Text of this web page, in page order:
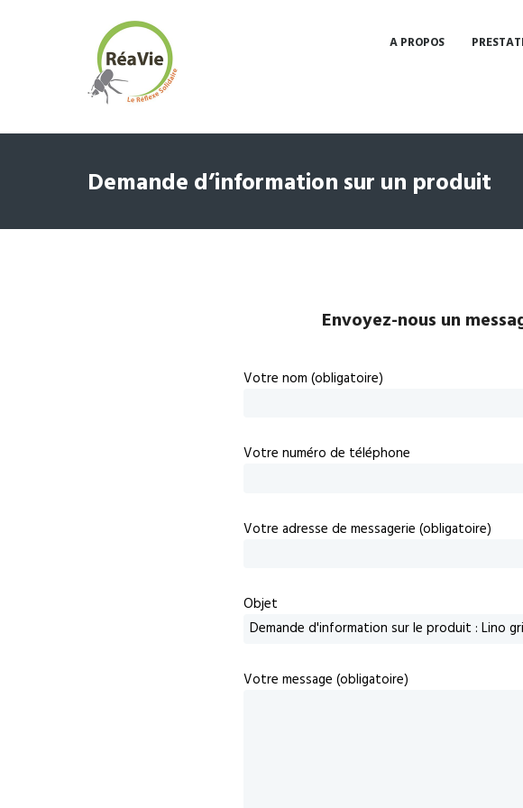
A PROPOS
Demande d’information sur un produit
Envoyez-nous un
Votre nom (obligatoire)
Votre numéro de téléphone
Votre adresse de messagerie (obligatoire)
Objet
Votre message (obligatoire)